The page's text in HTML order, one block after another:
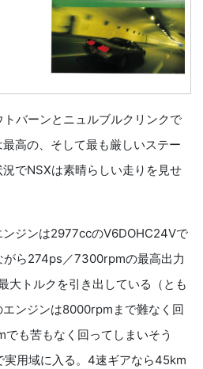
バーンとニュルブルクリンクで
高の、そして最も厳しいステー
でNSXは素晴らしい走りを見せ
ジンは2977ccのV6DOHC24Vで
がら274ps／7300rpmの最高出力
トルクを引き出している（とも
ンジンは8000rpmまで難なく回
も苦もなく回ってしまいそう
用域に入る。4速ギアなら45km